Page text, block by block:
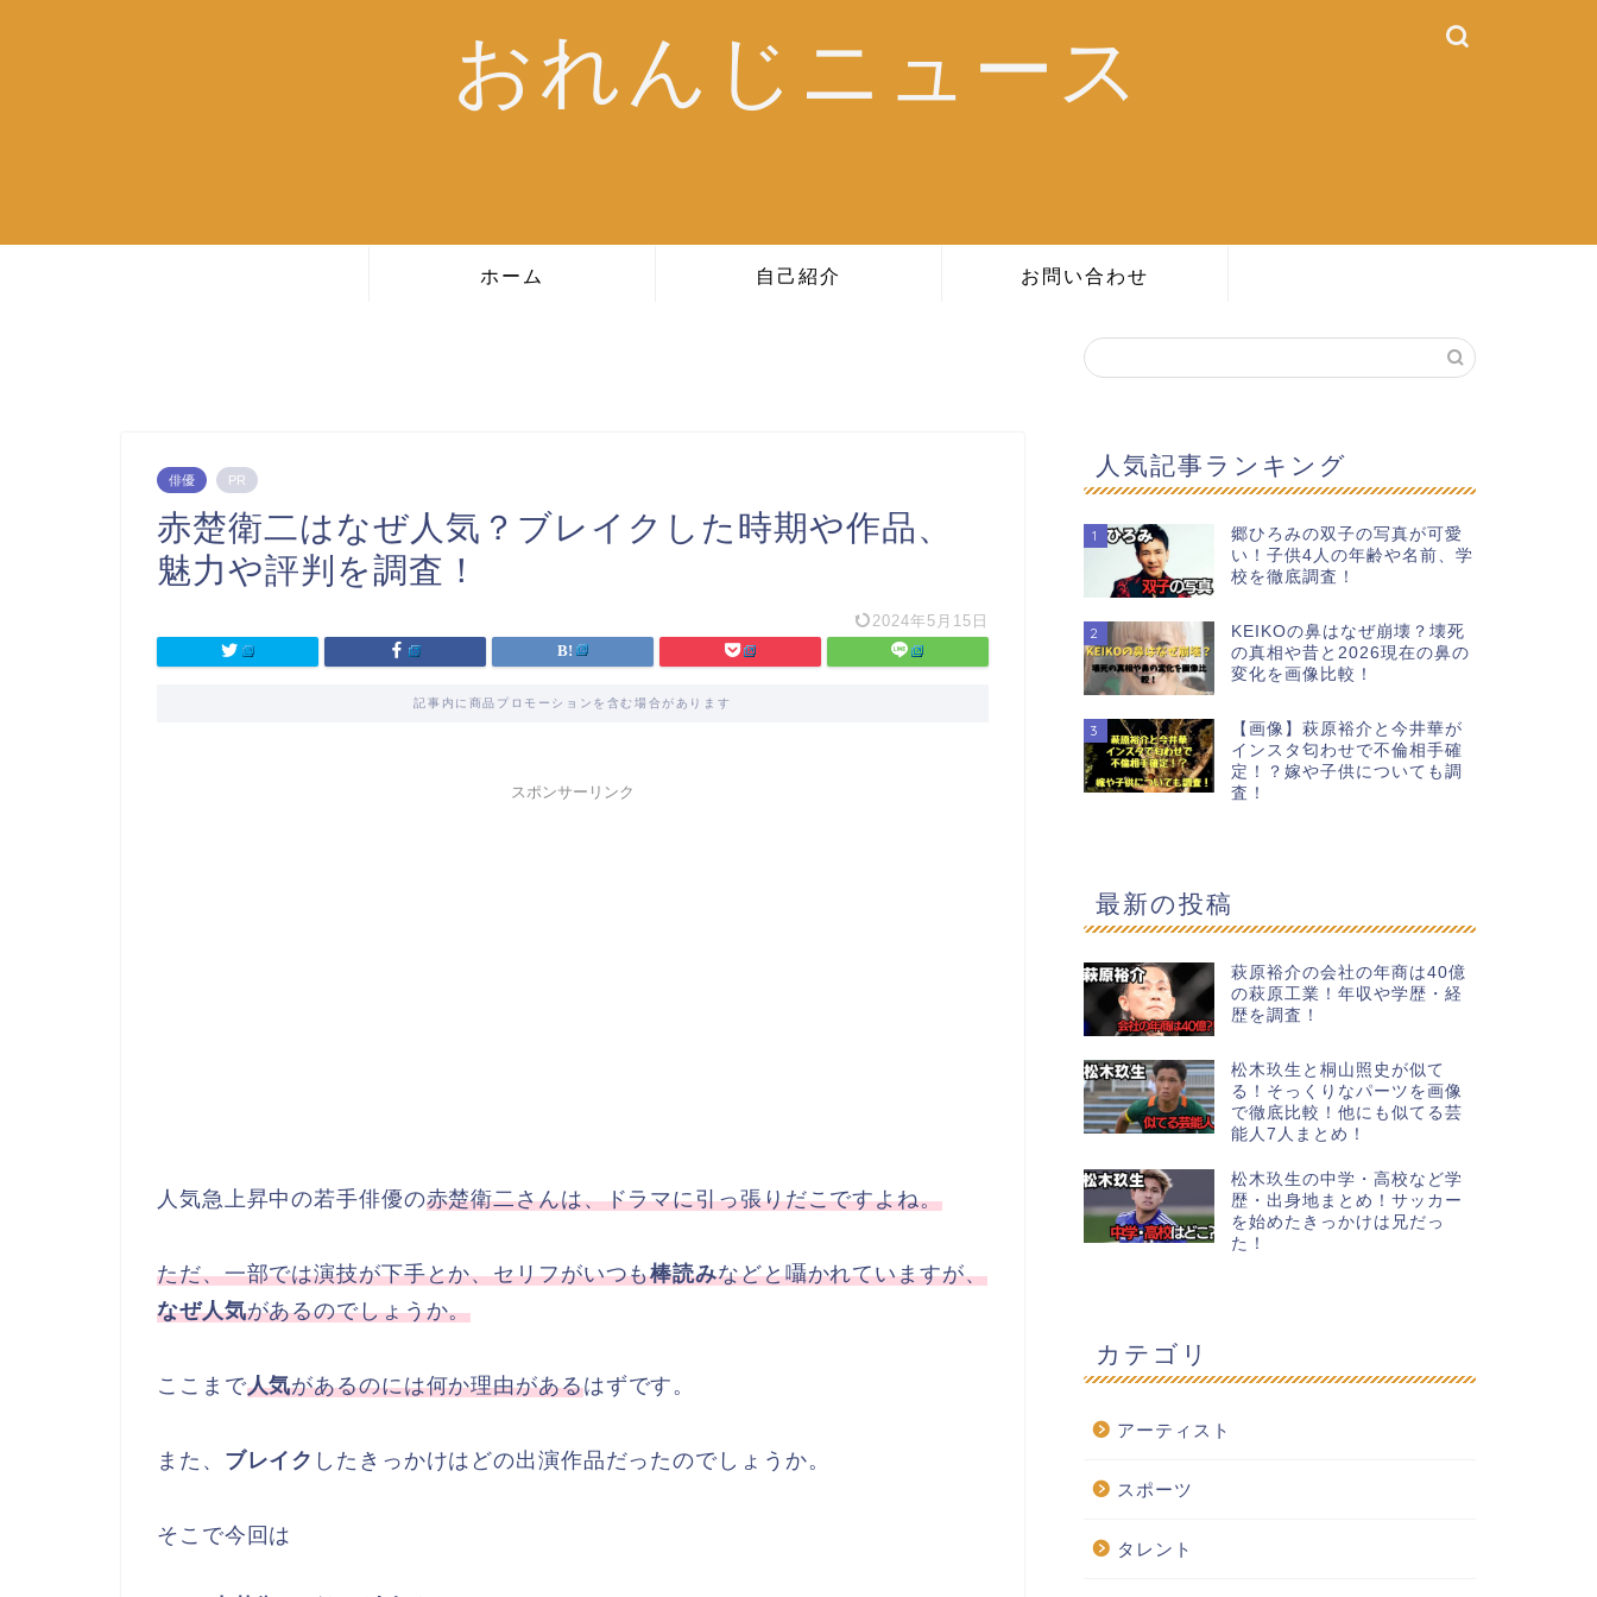
おれんじニュース
ホーム 自己紹介 お問い合わせ
俳優 PR
赤楚衛二はなぜ人気？ブレイクした時期や作品、
魅力や評判を調査！
2024年5月15日
記事内に商品プロモーションを含む場合があります
スポンサーリンク
人気急上昇中の若手俳優の赤楚衛二さんは、ドラマに引っ張りだこですよね。
ただ、一部では演技が下手とか、セリフがいつも棒読みなどと囁かれていますが、
なぜ人気があるのでしょうか。
ここまで人気があるのには何か理由があるはずです。
また、 ブレイク したきっかけはどの出演作品だったのでしょうか。
そこで今回は
人気記事ランキング
1
郷ひろみの双子の写真が可愛
い！子供4人の年齢や名前、学
校を徹底調査！
2
KEIKOの鼻はなぜ崩壊？壊死
の真相や昔と2026現在の鼻の
変化を画像比較！
3
【画像】萩原裕介と今井華が
インスタ匂わせで不倫相手確
定！？嫁や子供についても調
査！
最新の投稿
萩原裕介の会社の年商は40億
の萩原工業！年収や学歴・経
歴を調査！
松木玖生と桐山照史が似て
る！そっくりなパーツを画像
で徹底比較！他にも似てる芸
能人7人まとめ！
松木玖生の中学・高校など学
歴・出身地まとめ！サッカー
を始めたきっかけは兄だっ
た！
カテゴリ
アーティスト
スポーツ
タレント